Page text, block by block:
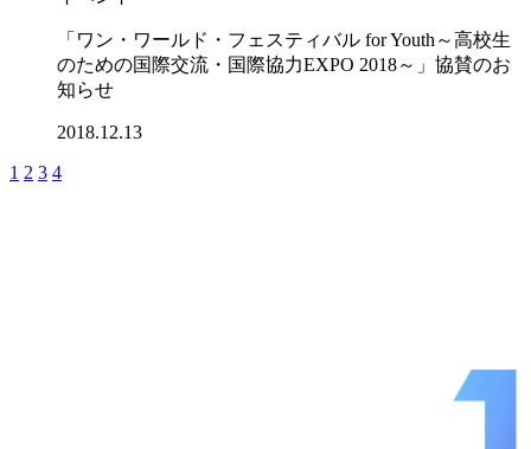
「ワン・ワールド・フェスティバル for Youth～高校生
のための国際交流・国際協力EXPO 2018～」協賛のお
知らせ
2018.12.13
1 2 3 4